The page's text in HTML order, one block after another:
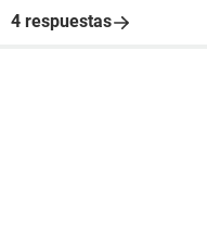
4 respuestas